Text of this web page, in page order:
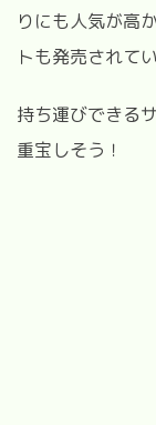
りにも人気が高
トも発売されて
持ち運びできる
重宝しそう！